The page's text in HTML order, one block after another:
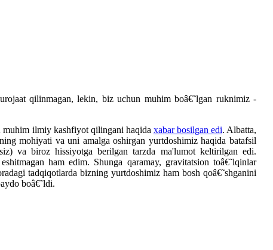
qilinmagan, lekin, biz uchun muhim boâ€˜lgan ruknimiz -
muhim ilmiy kashfiyot qilingani haqida xabar bosilgan edi. Albatta,
mohiyati va uni amalga oshirgan yurtdoshimiz haqida batafsil
va biroz hissiyotga berilgan tarzda ma'lumot keltirilgan edi.
ham edim. Shunga qaramay, gravitatsion toâ€˜lqinlar
tadqiqotlarda bizning yurtdoshimiz ham bosh qoâ€˜shganini
boâ€˜ldi.